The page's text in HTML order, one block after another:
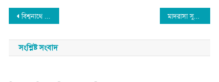
Post
navigation
বিশ্বনাথে ছাত্রদলের দু’গ্রুপে হামলা : আটক-৫ মাদরাসা সুপারের মুক্তির দাবিতে বিশ্বনাথে মানববন্ধন
সংশ্লিষ্ট সংবাদ